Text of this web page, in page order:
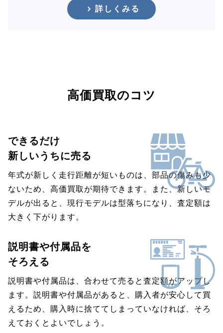
詳しくみる
高価買取のコツ
できるだけ
新しいうちに売る
年式が新しく走行距離が短いものは、部品の傷みも少
ないため、高価買取が期待できます。また、新しいモ
デルが出ると、現行モデルは型落ちになり、査定額は
大きく下がります。
説明書や付属品を
そろえる
説明書や付属品は、合わせて売ると査定額がアップし
ます。説明書や付属品があると、購入者が安心して買
えるため、購入時に捨ててしまっていなければ、そろ
えておくとよいでしょう。